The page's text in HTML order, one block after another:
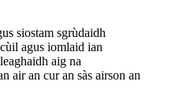
siostam sgrùdaidh
agus iomlaid ian
aig na
air an cur an sàs airson an